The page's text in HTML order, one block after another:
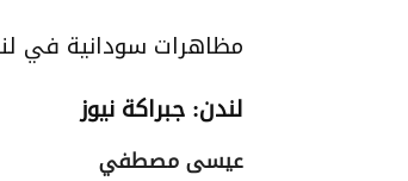
مظاهرات سودانية في
لندن: جبراكة نيوز
عيسى مصطفي